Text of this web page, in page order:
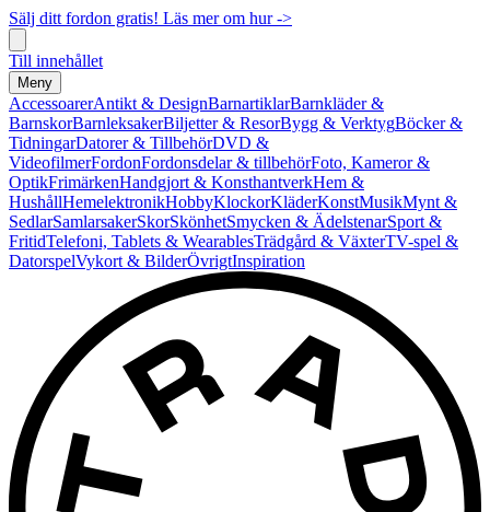
Sälj ditt fordon gratis! Läs mer om hur ->
Till innehållet
Meny
AccessoarerAntikt & DesignBarnartiklarBarnkläder &
BarnskorBarnleksakerBiljetter & ResorBygg & VerktygBöcker &
TidningarDatorer & TillbehörDVD &
VideofilmerFordonFordonsdelar & tillbehörFoto, Kameror &
OptikFrimärkenHandgjort & KonsthantverkHem &
HushållHemelektronikHobbyKlockorKläderKonstMusikMynt &
SedlarSamlarsakerSkorSkönhetSmycken & ÄdelstenarSport &
FritidTelefoni, Tablets & WearablesTrädgård & VäxterTV-spel &
DatorspelVykort & BilderÖvrigtInspiration